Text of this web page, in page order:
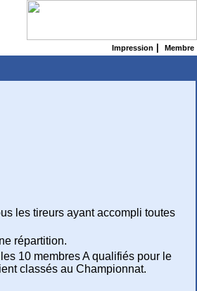
Impression Membre
les tireurs ayant accompli toutes
répartition.
10 membres A qualifiés pour le
classés au Championnat.